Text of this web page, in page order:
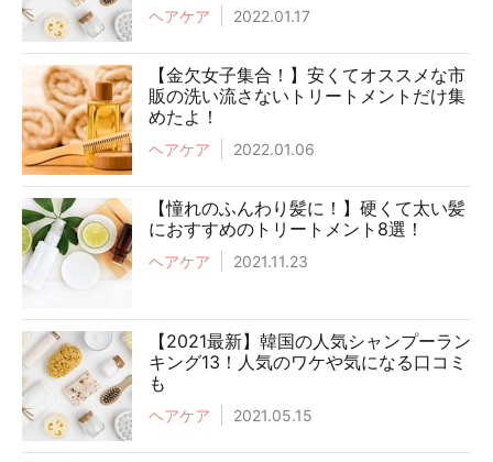
ヘアケア 2022.01.17
【金欠女子集合！】安くてオススメな市
販の洗い流さないトリートメントだけ集
めたよ！
ヘアケア 2022.01.06
【憧れのふんわり髪に！】硬くて太い髪
におすすめのトリートメント8選！
ヘアケア 2021.11.23
【2021最新】韓国の人気シャンプーラン
キング13！人気のワケや気になる口コミ
も
ヘアケア 2021.05.15